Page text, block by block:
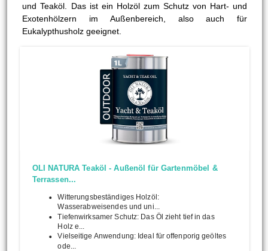
und Teaköl. Das ist ein Holzöl zum Schutz von Hart- und
Exotenhölzern im Außenbereich, also auch für
Eukalypthusholz geeignet.
OLI NATURA Teaköl - Außenöl für Gartenmöbel &
Terrassen...
Witterungsbeständiges Holzöl:
Wasserabweisendes und uni...
Tiefenwirksamer Schutz: Das Öl zieht tief in das
Holz e...
Vielseitige Anwendung: Ideal für offenporig geöltes
ode...